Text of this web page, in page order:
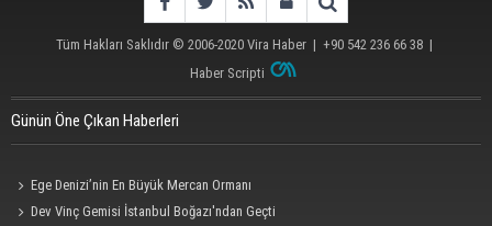
Tüm Hakları Saklıdır © 2006-2020 Vira Haber | +90 542 236 66 38 |
Haber Scripti
Günün Öne Çıkan Haberleri
Ege Denizi’nin En Büyük Mercan Ormanı
Dev Vinç Gemisi İstanbul Boğazı'ndan Geçti